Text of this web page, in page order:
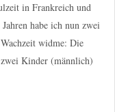
in Frankreich und
habe ich nun zwei
widme: Die
Kinder (männlich)